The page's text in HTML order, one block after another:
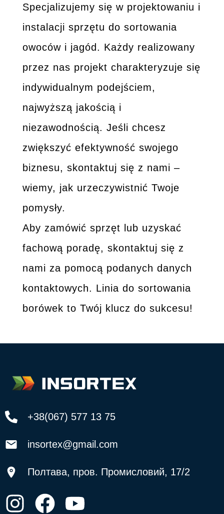
Specjalizujemy się w projektowaniu i
instalacji sprzętu do sortowania
owoców i jagód. Każdy realizowany
przez nas projekt charakteryzuje się
indywidualnym podejściem,
najwyższą jakością i
niezawodnością. Jeśli chcesz
zwiększyć efektywność swojego
biznesu, skontaktuj się z nami –
wiemy, jak urzeczywistnić Twoje
pomysły.
Aby zamówić sprzęt lub uzyskać
fachową poradę, skontaktuj się z
nami za pomocą podanych danych
kontaktowych. Linia do sortowania
borówek to Twój klucz do sukcesu!
+38(067) 577 13 75
insortex@gmail.com
Полтава, пров. Промисловий, 17/2